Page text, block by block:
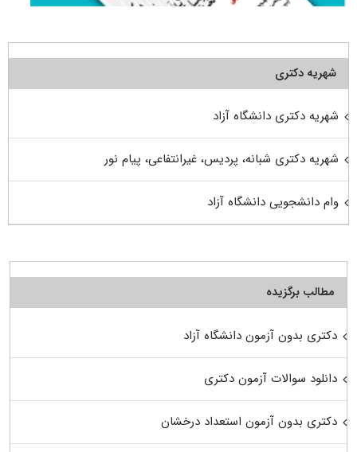
شهریه دکتری
شهریه دکتری دانشگاه آزاد
شهریه دکتری شبانه، پردیس، غیرانتفاعی، پیام نور
وام دانشجویی دانشگاه آزاد
مطالب برگزیده
دکتری بدون آزمون دانشگاه آزاد
دانلود سوالات آزمون دکتری
دکتری بدون آزمون استعداد درخشان